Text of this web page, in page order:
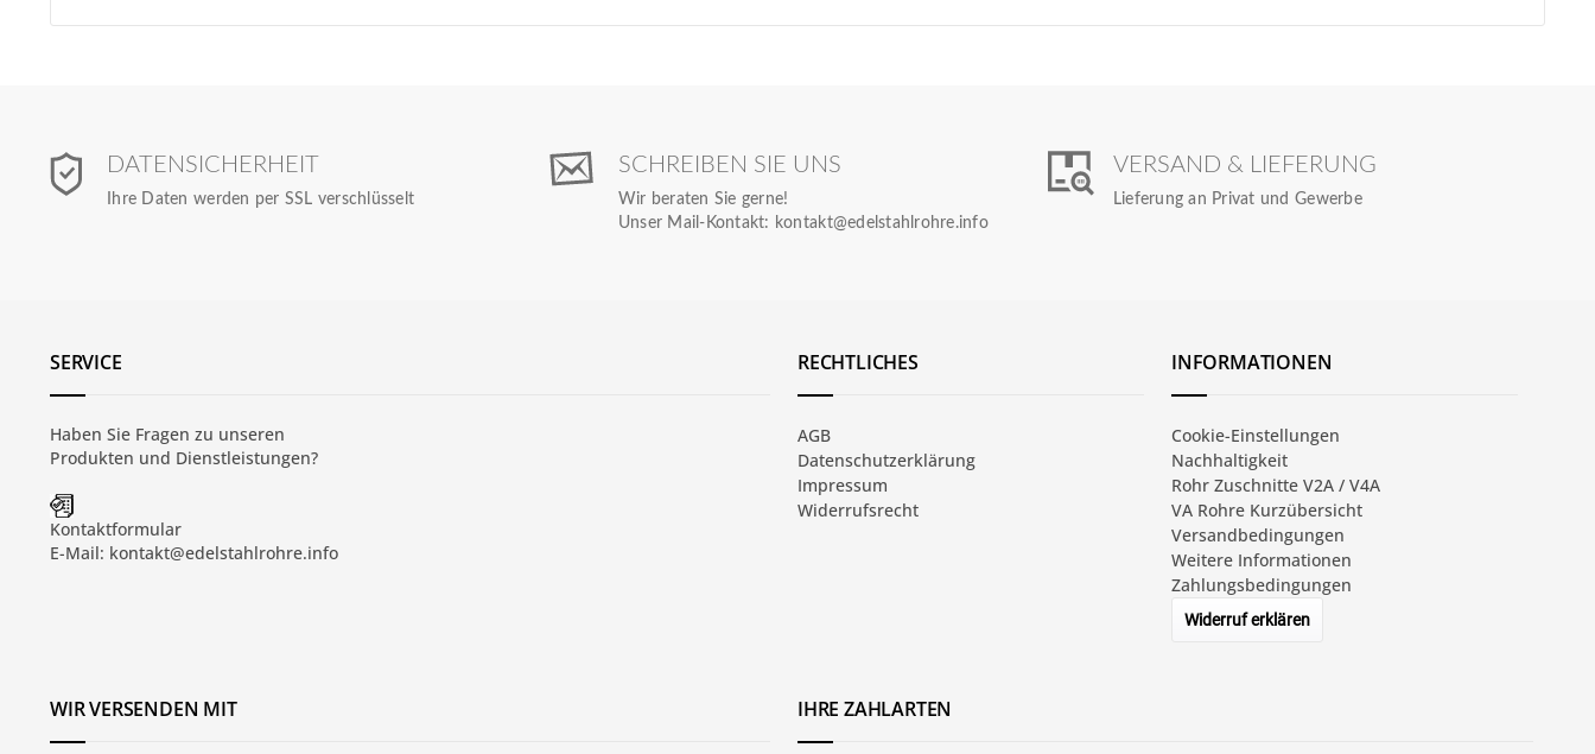
DATENSICHERHEIT
Ihre Daten werden per SSL verschlüsselt
SCHREIBEN SIE UNS
Wir beraten Sie gerne!
Unser Mail-Kontakt: kontakt@edelstahlrohre.info
VERSAND & LIEFERUNG
Lieferung an Privat und Gewerbe
SERVICE
Haben Sie Fragen zu unseren
Produkten und Dienstleistungen?
Kontaktformular
E-Mail: kontakt@edelstahlrohre.info
RECHTLICHES
AGB
Datenschutzerklärung
Impressum
Widerrufsrecht
INFORMATIONEN
Cookie-Einstellungen
Nachhaltigkeit
Rohr Zuschnitte V2A / V4A
VA Rohre Kurzübersicht
Versandbedingungen
Weitere Informationen
Zahlungsbedingungen
Widerruf erklären
WIR VERSENDEN MIT IHRE ZAHLARTEN